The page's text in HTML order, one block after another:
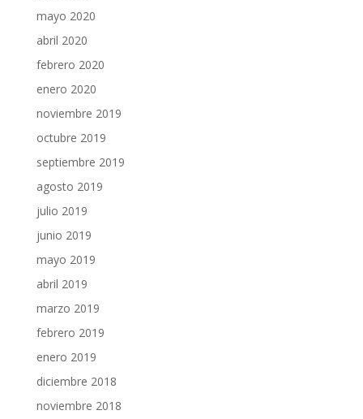
mayo 2020
abril 2020
febrero 2020
enero 2020
noviembre 2019
octubre 2019
septiembre 2019
agosto 2019
julio 2019
junio 2019
mayo 2019
abril 2019
marzo 2019
febrero 2019
enero 2019
diciembre 2018
noviembre 2018